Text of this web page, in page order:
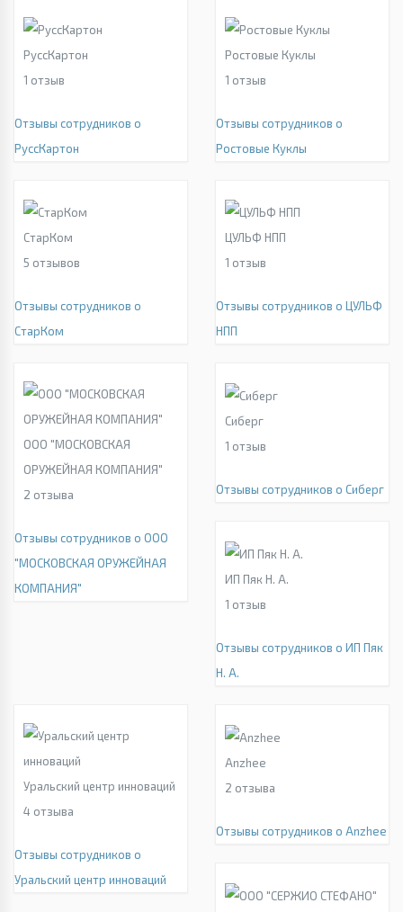
РуссКартон
1 отзыв
Отзывы сотрудников о
РуссКартон
Ростовые Куклы
1 отзыв
Отзывы сотрудников о
Ростовые Куклы
СтарКом
5 отзывов
Отзывы сотрудников о
СтарКом
ЦУЛЬФ НПП
1 отзыв
Отзывы сотрудников о ЦУЛЬФ
НПП
ООО "МОСКОВСКАЯ
ОРУЖЕЙНАЯ КОМПАНИЯ"
2 отзыва
Отзывы сотрудников о ООО
"МОСКОВСКАЯ ОРУЖЕЙНАЯ
КОМПАНИЯ"
Сиберг
1 отзыв
Отзывы сотрудников о Сиберг
ИП Пяк Н. А.
1 отзыв
Отзывы сотрудников о ИП Пяк
Н. А.
Уральский центр инноваций
4 отзыва
Отзывы сотрудников о
Уральский центр инноваций
Anzhee
2 отзыва
Отзывы сотрудников о Anzhee